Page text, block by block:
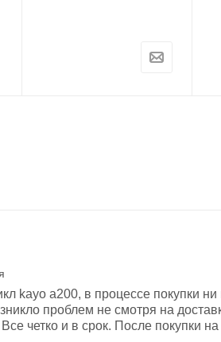
kayo a200, в процессе покупки ни
проблем не смотря на
четко и в срок. После покупки на